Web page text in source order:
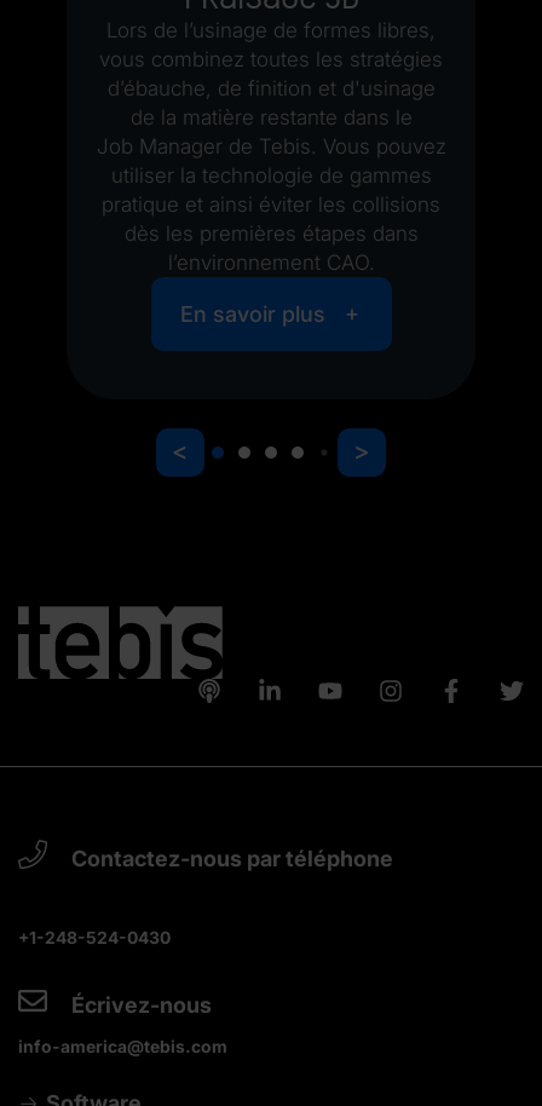
Lors de l’usinage de formes libres,
vous combinez toutes les stratégies
d’ébauche, de finition et d'usinage
de la matière restante dans le
Job Manager de Tebis. Vous pouvez
utiliser la technologie de gammes
pratique et ainsi éviter les collisions
dès les premières étapes dans
l’environnement CAO.
En savoir plus
< >
Contactez-nous par téléphone
+1-248-524-0430
Écrivez-nous
info-america@tebis.com